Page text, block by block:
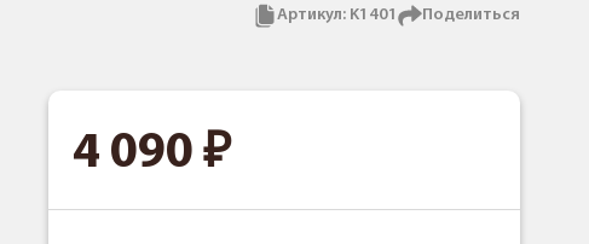
Артикул: K1401 Поделиться
4 090